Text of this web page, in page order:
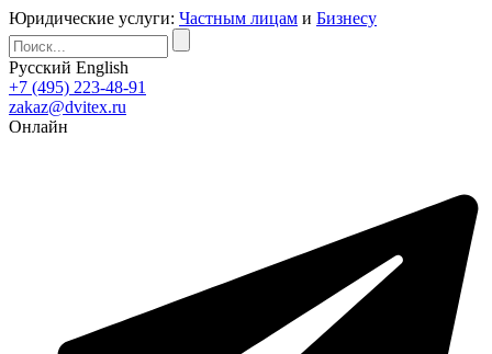
Юридические услуги: Частным лицам и Бизнесу
Русский English
+7 (495) 223-48-91
zakaz@dvitex.ru
Онлайн